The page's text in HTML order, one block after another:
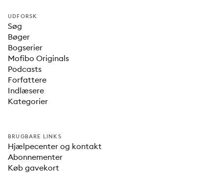
UDFORSK
Søg
Bøger
Bogserier
Mofibo Originals
Podcasts
Forfattere
Indlæsere
Kategorier
BRUGBARE LINKS
Hjælpecenter og kontakt
Abonnementer
Køb gavekort